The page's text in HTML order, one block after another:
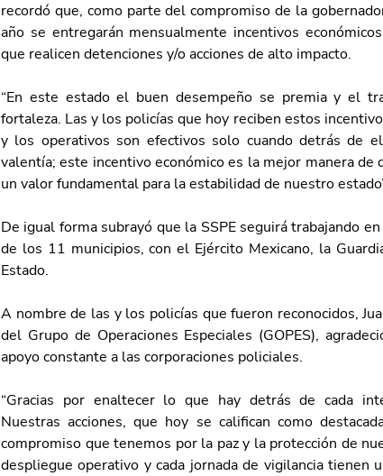
recordó que, como parte del compromiso de la
año se entregarán mensualmente incentivos
que realicen detenciones y/o acciones de alto impacto.
“En este estado el buen desempeño se premia y el
fortaleza. Las y los policías que hoy reciben estos
y los operativos son efectivos solo cuando detrás de
valentía; este incentivo económico es la mejor manera de
un valor fundamental para la estabilidad de nuestro
De igual forma subrayó que la SSPE seguirá trabajando
de los 11 municipios, con el Ejército Mexicano, la
Estado.
A nombre de las y los policías que fueron reconocidos,
del Grupo de Operaciones Especiales (GOPES),
apoyo constante a las corporaciones policiales.
“Gracias por enaltecer lo que hay detrás de cada
Nuestras acciones, que hoy se califican como
compromiso que tenemos por la paz y la protección de
despliegue operativo y cada jornada de vigilancia tienen